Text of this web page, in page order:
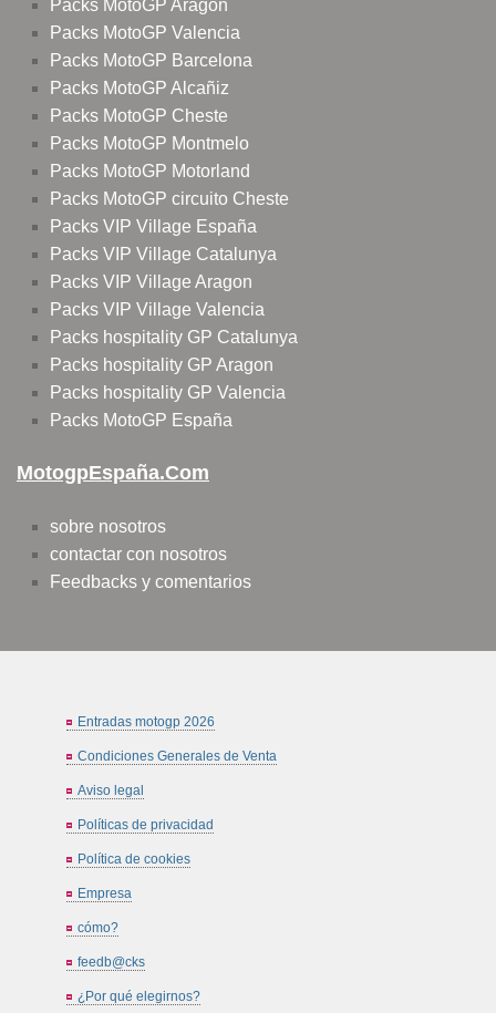
Packs MotoGP Aragon
Packs MotoGP Valencia
Packs MotoGP Barcelona
Packs MotoGP Alcañiz
Packs MotoGP Cheste
Packs MotoGP Montmelo
Packs MotoGP Motorland
Packs MotoGP circuito Cheste
Packs VIP Village España
Packs VIP Village Catalunya
Packs VIP Village Aragon
Packs VIP Village Valencia
Packs hospitality GP Catalunya
Packs hospitality GP Aragon
Packs hospitality GP Valencia
Packs MotoGP España
MotogpEspaña.com
sobre nosotros
contactar con nosotros
Feedbacks y comentarios
Entradas motogp 2026
Condiciones Generales de Venta
Aviso legal
Políticas de privacidad
Política de cookies
Empresa
cómo?
feedb@cks
¿Por qué elegirnos?